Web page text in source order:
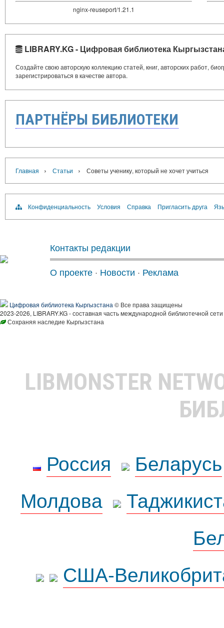
nginx-reuseport/1.21.1
LIBRARY.KG - Цифровая библиотека
Создайте свою авторскую коллекцию статей, книг, авторских работ,
зарегистрироваться в качестве автора.
ПАРТНЁРЫ БИБЛИОТЕКИ
Главная › Статьи › Советы ученику, который не хочет учиться
Конфиденциальность Условия Справка Пригласить друга
Контакты редакции
О проекте · Новости · Реклама
Цифровая библиотека Кыргызстана © Все права защищены
2023-2026, LIBRARY.KG - составная часть международной библиотечной
Сохраняя наследие Кыргызстана
LIBMONSTER
Россия
Беларусь
Молдова
США-